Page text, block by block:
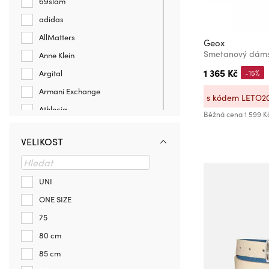
Geox
Smetanový
1 365 Kč
Běžná cena 1 599
-15%
s kódem
adidas
AllMatters
Anne Klein
Argital
Armani Exchange
Athlecia
Be52
Beagles
BMW
Busy B
Caribbean Sun
Charm London
Cigale
VELIKOST
UNI
ONE SIZE
75
80 cm
85 cm